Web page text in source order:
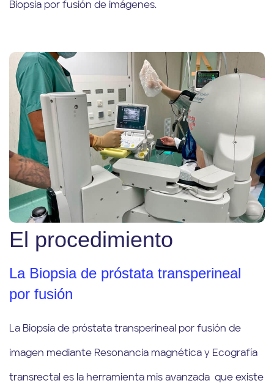
Biopsia por fusión de imágenes.
El procedimiento
La Biopsia de próstata transperineal
por fusión
La Biopsia de próstata transperineal por fusión de
imagen mediante Resonancia magnética y Ecografía
transrectal es la herramienta mis avanzada que existe